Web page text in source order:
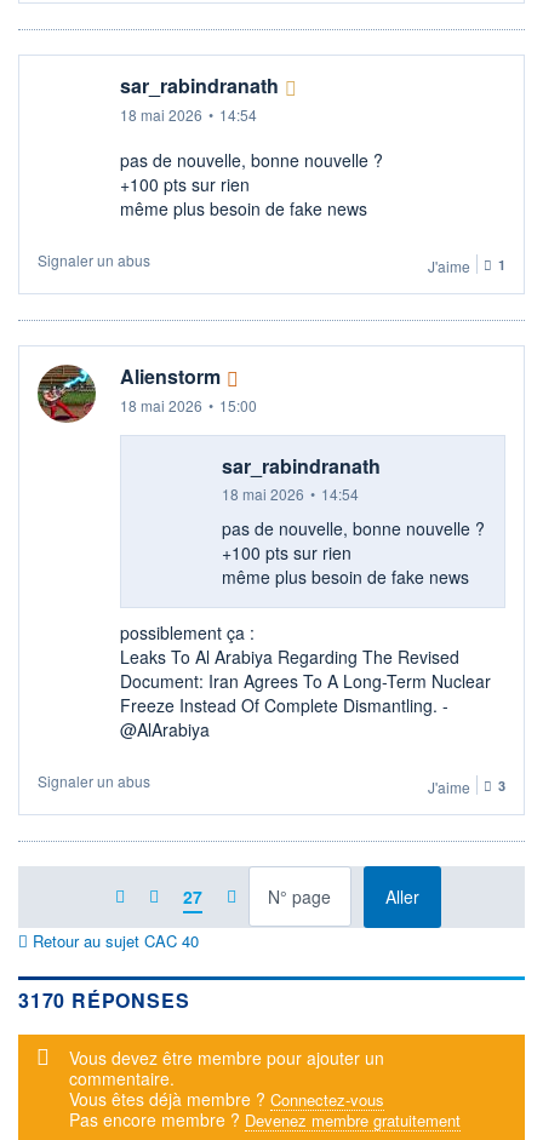
sar_rabindranath
18 mai 2026 • 14:54
pas de nouvelle, bonne nouvelle ?
+100 pts sur rien
même plus besoin de fake news
Signaler un abus J'aime 1
Alienstorm
18 mai 2026 • 15:00
sar_rabindranath
18 mai 2026 • 14:54
pas de nouvelle, bonne nouvelle ?
+100 pts sur rien
même plus besoin de fake news
possiblement ça :
Leaks To Al Arabiya Regarding The Revised
Document: Iran Agrees To A Long-Term Nuclear
Freeze Instead Of Complete Dismantling. -
@AlArabiya
Signaler un abus J'aime 3
27 Allerà la page
Retour au sujet CAC 40
3170 RÉPONSES
Message d'alerte
Vous devez être membre pour ajouter un
commentaire.
Vous êtes déjà membre ? Connectez-vous
Pas encore membre ? Devenez membre gratuitement